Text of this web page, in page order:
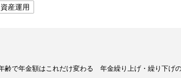
資産運用
齢で年金額はこれだけ変わる 年金繰り上げ・繰り下げ